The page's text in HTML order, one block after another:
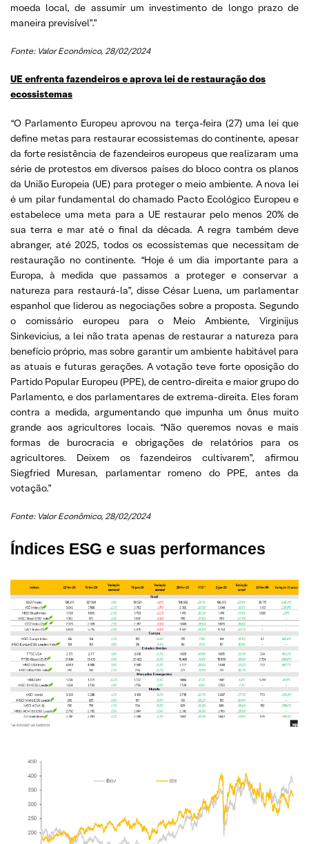
moeda local, de assumir um investimento de longo prazo de
maneira previsível”.”
Fonte: Valor Econômico, 28/02/2024
UE enfrenta fazendeiros e aprova lei de restauração dos
ecossistemas
“O Parlamento Europeu aprovou na terça-feira (27) uma lei que
define metas para restaurar ecossistemas do continente, apesar
da forte resistência de fazendeiros europeus que realizaram uma
série de protestos em diversos países do bloco contra os planos
da União Europeia (UE) para proteger o meio ambiente. A nova lei
é um pilar fundamental do chamado Pacto Ecológico Europeu e
estabelece uma meta para a UE restaurar pelo menos 20% de
sua terra e mar até o final da década. A regra também deve
abranger, até 2025, todos os ecossistemas que necessitam de
restauração no continente. “Hoje é um dia importante para a
Europa, à medida que passamos a proteger e conservar a
natureza para restaurá-la”, disse César Luena, um parlamentar
espanhol que liderou as negociações sobre a proposta. Segundo
o comissário europeu para o Meio Ambiente, Virginijus
Sinkevicius, a lei não trata apenas de restaurar a natureza para
benefício próprio, mas sobre garantir um ambiente habitável para
as atuais e futuras gerações. A votação teve forte oposição do
Partido Popular Europeu (PPE), de centro-direita e maior grupo do
Parlamento, e dos parlamentares de extrema-direita. Eles foram
contra a medida, argumentando que impunha um ônus muito
grande aos agricultores locais. “Não queremos novas e mais
formas de burocracia e obrigações de relatórios para os
agricultores. Deixem os fazendeiros cultivarem”, afirmou
Siegfried Muresan, parlamentar romeno do PPE, antes da
votação.”
Fonte: Valor Econômico, 28/02/2024
Índices ESG e suas performances